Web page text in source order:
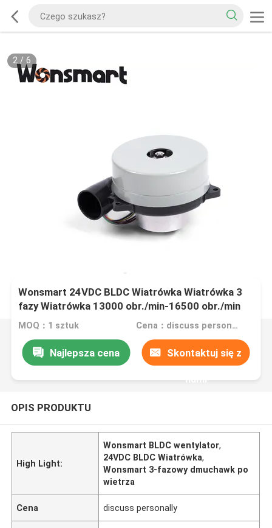
2/ 6
Wonsmart 24VDC BLDC Wiatrówka Wiatrówka 3
fazy Wiatrówka 13000 obr./min-16500 obr./min
Prędkość
MOQ：1 sztuk Cena：discuss personally
Najlepsza cena Skontaktuj się z
nami
OPIS PRODUKTU
High Light:
Wonsmart BLDC wentylator,
24VDC BLDC Wiatrówka,
Wonsmart 3-fazowy dmuchawk po
wietrza
Cena discuss personally